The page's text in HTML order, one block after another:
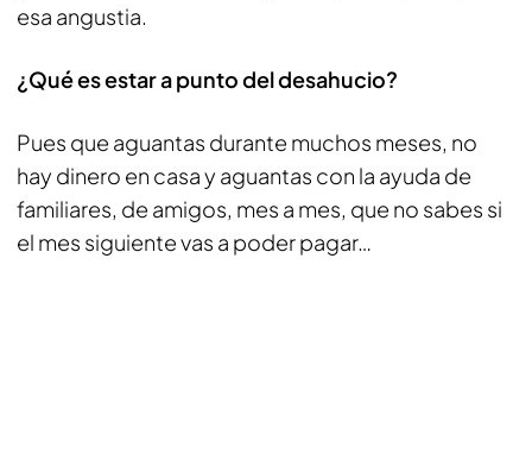
esa angustia.
¿Qué es estar a punto del desahucio?
Pues que aguantas durante muchos meses, no
hay dinero en casa y aguantas con la ayuda de
familiares, de amigos, mes a mes, que no sabes si
el mes siguiente vas a poder pagar…